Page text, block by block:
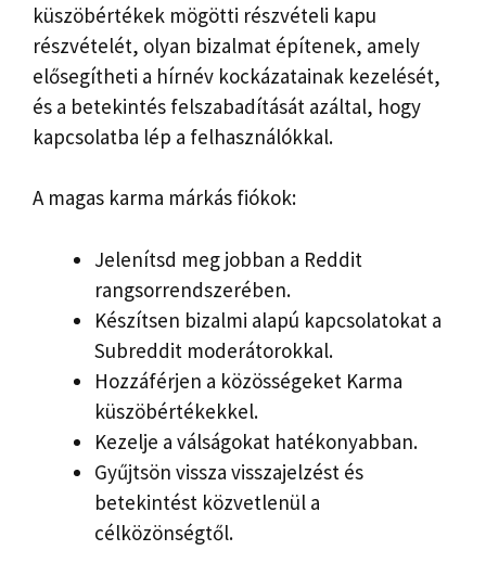
küszöbértékek mögötti részvételi kapu
részvételét, olyan bizalmat építenek, amely
elősegítheti a hírnév kockázatainak kezelését,
és a betekintés felszabadítását azáltal, hogy
kapcsolatba lép a felhasználókkal.
A magas karma márkás fiókok:
Jelenítsd meg jobban a Reddit
rangsorrendszerében.
Készítsen bizalmi alapú kapcsolatokat a
Subreddit moderátorokkal.
Hozzáférjen a közösségeket Karma
küszöbértékekkel.
Kezelje a válságokat hatékonyabban.
Gyűjtsön vissza visszajelzést és
betekintést közvetlenül a
célközönségtől.